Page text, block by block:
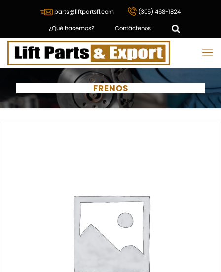
parts@liftpartsfl.com (305) 468-1824
¿Qué hacemos? Contáctenos
FRENOS